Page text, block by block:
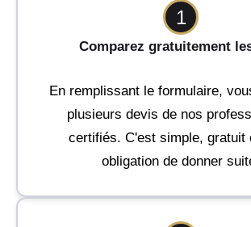
1
Comparez gratuitement
En remplissant le formulaire,
plusieurs devis de nos
certifiés. C'est simple, gratuit
obligation de donner